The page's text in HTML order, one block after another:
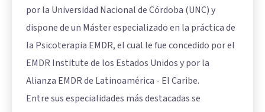
por la Universidad Nacional de Córdoba (UNC) y
dispone de un Máster especializado en la práctica de
la Psicoterapia EMDR, el cual le fue concedido por el
EMDR Institute de los Estados Unidos y por la
Alianza EMDR de Latinoamérica - El Caribe.
Entre sus especialidades más destacadas se